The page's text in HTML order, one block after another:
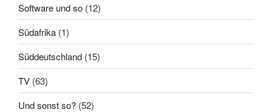
Software und so (12)
Südafrika (1)
Süddeutschland (15)
TV (63)
Und sonst so? (52)